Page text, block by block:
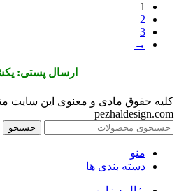
1
2
3
→
ارسال پستی:
کلیه حقوق مادی و معنوی این سایت
pezhaldesign.com
جستجو
منو
دسته بندی ها